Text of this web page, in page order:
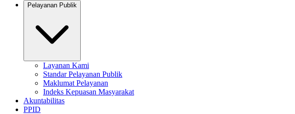
Pelayanan Publik
Layanan Kami
Standar Pelayanan Publik
Maklumat Pelayanan
Indeks Kepuasan Masyarakat
Akuntabilitas
PPID